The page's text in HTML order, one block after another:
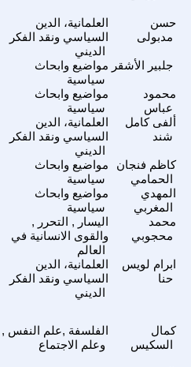
العلمانية، الدين
السياسي ونقد الفكر
الديني
حسن
مدبولى
مواضيع وابحاث
سياسية
جلبير الأشقر
مواضيع وابحاث
سياسية
محمود
عباس
العلمانية، الدين
السياسي ونقد الفكر
الديني
ألفى كامل
شند
مواضيع وابحاث
سياسية
كاظم فنجان
الحمامي
مواضيع وابحاث
سياسية
المهدي
المغربي
اليسار , التحرر ,
والقوى الانسانية في
العالم
محمد
محجوبي
العلمانية، الدين
السياسي ونقد الفكر
الديني
ابرام لويس
حنا
الفلسفة ,علم النفس ,
وعلم الاجتماع
كمال
السكيس